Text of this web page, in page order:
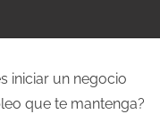
iniciar un negocio
que te mantenga?